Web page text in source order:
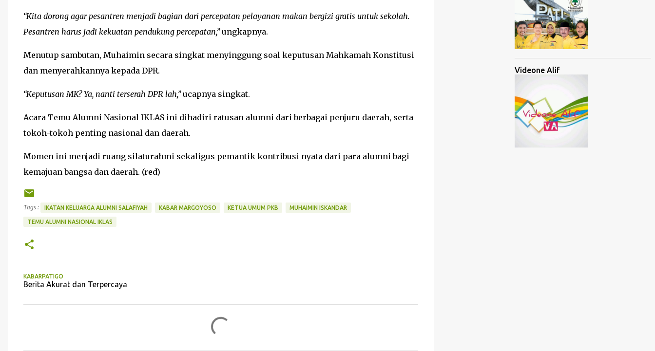
“Kita dorong agar pesantren menjadi bagian dari percepatan pelayanan makan bergizi gratis untuk sekolah.
Pesantren harus jadi kekuatan pendukung percepatan,”ungkapnya.
Menutup sambutan, Muhaimin secara singkat menyinggung soal keputusan Mahkamah Konstitusi
dan menyerahkannya kepada DPR.
“Keputusan MK? Ya, nanti terserah DPR lah,”ucapnya singkat.
Acara Temu Alumni Nasional IKLAS ini dihadiri ratusan alumni dari berbagai penjuru daerah, serta
tokoh-tokoh penting nasional dan daerah.
Momen ini menjadi ruang silaturahmi sekaligus pemantik kontribusi nyata dari para alumni bagi
kemajuan bangsa dan daerah. (red)
Tags : IKATAN KELUARGA ALUMNI SALAFIYAH KABAR MARGOYOSO KETUA UMUM PKB MUHAIMIN ISKANDAR
TEMU ALUMNI NASIONAL IKLAS
KABARPATIGO
Berita Akurat dan Terpercaya
Videone Alif